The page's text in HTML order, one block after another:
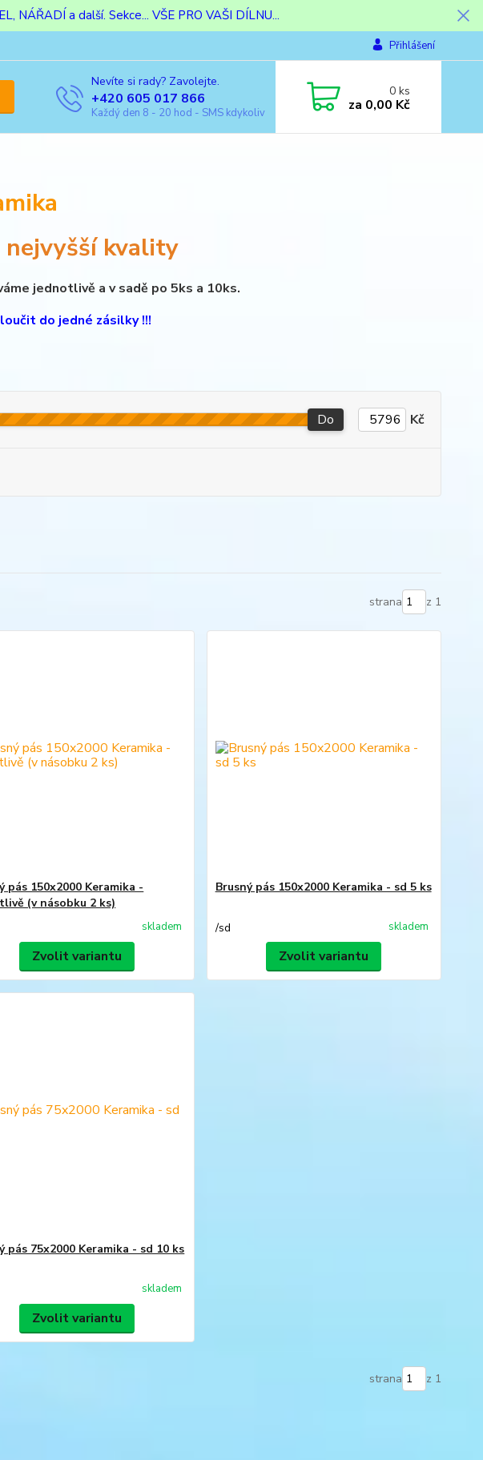
NÁŘADÍ a další. Sekce... VŠE PRO VAŠI DÍLNU...
Přihlášení
Nevíte si rady? Zavolejte.
+420 605 017 866
Každý den 8 - 20 hod - SMS kdykoliv
0ks
za 0,00 Kč
nejvyšší kvality
jednotlivě a v sadě po 5ks a 10ks.
do jedné zásilky !!!
Do Kč
strana z 1
pás 150x2000 Keramika -
(v násobku 2 ks)
skladem
Zvolit variantu
Brusný pás 150x2000 Keramika - sd 5 ks
/sd skladem
Zvolit variantu
pás 75x2000 Keramika - sd 10 ks
skladem
Zvolit variantu
strana z 1